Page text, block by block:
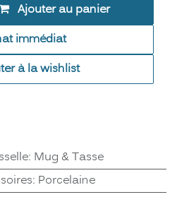
Ajouter au panier
immédiat
à la wishlist
: Mug & Tasse
: Porcelaine